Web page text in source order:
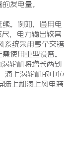
发电量。
。例如，通用电
，电力输出较其
系统采用多个交错
使用重型设备。
轮机将增长两到
海上涡轮机的中位
陆上和海上风电装